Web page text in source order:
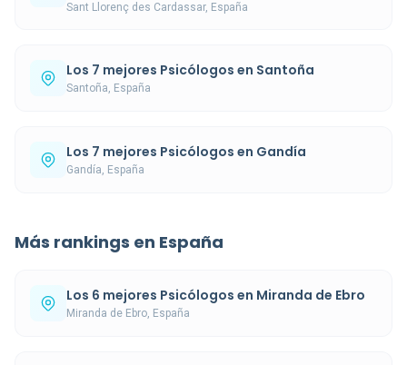
Sant Llorenç des Cardassar, España
Los 7 mejores Psicólogos en Santoña
Santoña, España
Los 7 mejores Psicólogos en Gandía
Gandía, España
Más rankings en España
Los 6 mejores Psicólogos en Miranda de Ebro
Miranda de Ebro, España